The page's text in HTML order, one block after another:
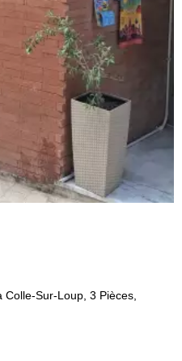
Sur-Loup, 3 Pièces,